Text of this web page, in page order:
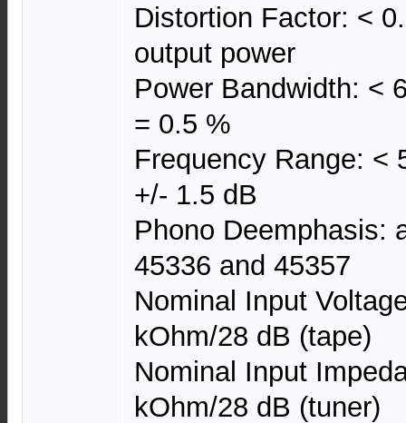
Distortion Factor: <
output power
Power Bandwidth: <
= 0.5 %
Frequency Range: <
+/- 1.5 dB
Phono Deemphasis:
45336 and 45357
Nominal Input
kOhm/28 dB (tape)
Nominal Input
kOhm/28 dB (tuner)